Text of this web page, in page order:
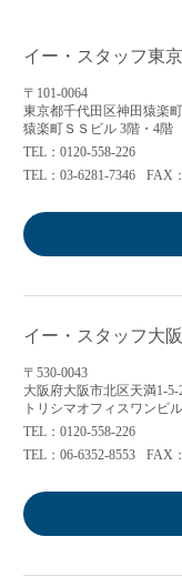
イー・スタッフ東
〒101-0064
東京都千代田区神田猿楽
猿楽町ＳＳビル 3階・4階
TEL：0120-558-226
TEL：03-6281-7346
FAX
イー・スタッフ大
〒530-0043
大阪府大阪市北区天満1-5-
トリシマオフィスワンビ
TEL：0120-558-226
TEL：06-6352-8553
FAX